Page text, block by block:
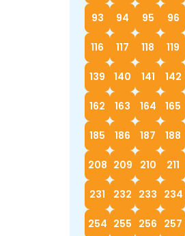
93 94 95 96
116 117 118 119
139 140 141 142
162 163 164 165
185 186 187 188
208 209 210 211
231 232 233 234
254 255 256 257